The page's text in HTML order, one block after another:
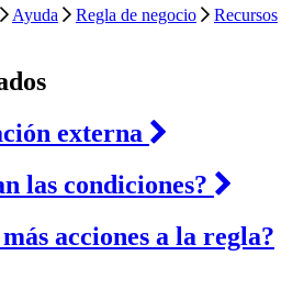
Ayuda Regla de negocio
Recursos
externa
las condiciones?
acciones a la regla?